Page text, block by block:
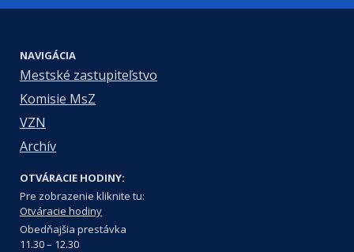
NAVIGÁCIA
Mestské zastupiteľstvo
Komisie MsZ
VZN
Archív
OTVÁRACIE HODINY:
Pre zobrazenie kliknite tu:
Otváracie hodiny
Obedňajšia prestávka
11.30 – 12.30